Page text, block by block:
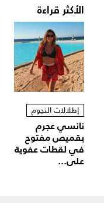
الأكثر قراءة
إطلالات النجوم
نانسي عجرم
بقميص مفتوح
في لقطات عفوية
على...